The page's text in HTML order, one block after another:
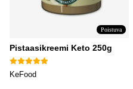
Poistuva
Pistaasikreemi Keto 250g
KeFood